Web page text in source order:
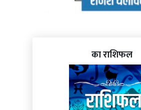
का राशिफल